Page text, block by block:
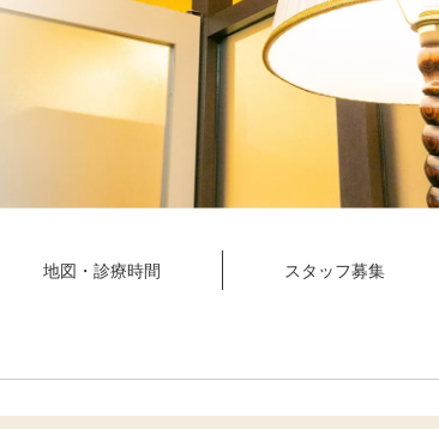
地図・診療時間 スタッフ募集